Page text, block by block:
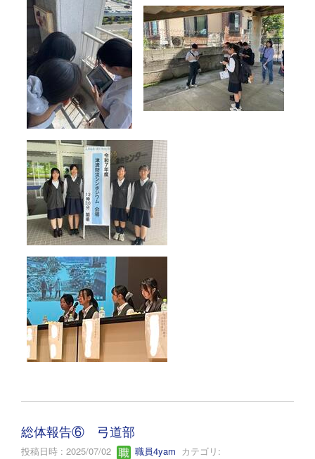
総体報告⑥ 弓道部
投稿日時 : 2025/07/02 職員4yam カテゴリ: